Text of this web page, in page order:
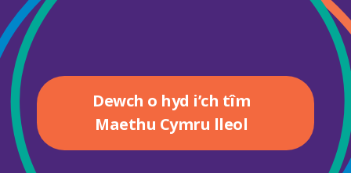
Dewch o hyd i’ch tîm
Maethu Cymru lleol